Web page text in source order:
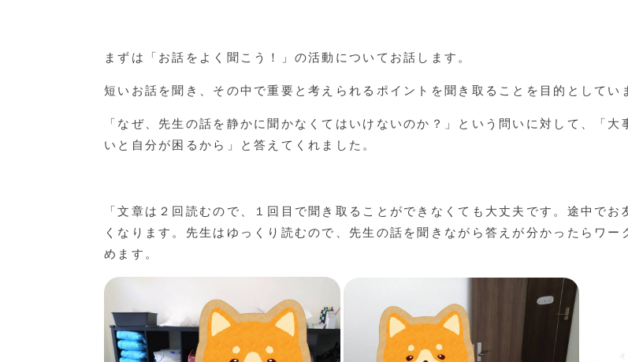
まずは「お話をよく聞こう！」の活動についてお話します。
短いお話を聞き、その中で重要と考えられるポイントを聞き取ることを目的としてい
「なぜ、先生の話を静かに聞かなくてはいけないのか？」という問いに対して、「
いと自分が困るから」と答えてくれました。
「文章は２回読むので、１回目で聞き取ることができなくても大丈夫です。途中で
くなります。先生はゆっくり読むので、先生の話を聞きながら答えが分かったらワ
めます。